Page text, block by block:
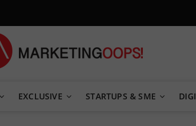
EXCLUSIVE STARTUPS & SME